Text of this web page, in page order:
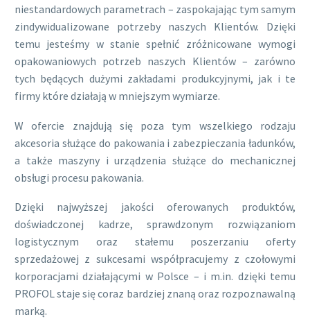
niestandardowych parametrach – zaspokajając tym samym
zindywidualizowane potrzeby naszych Klientów. Dzięki
temu jesteśmy w stanie spełnić zróżnicowane wymogi
opakowaniowych potrzeb naszych Klientów – zarówno
tych będących dużymi zakładami produkcyjnymi, jak i te
firmy które działają w mniejszym wymiarze.
W ofercie znajdują się poza tym wszelkiego rodzaju
akcesoria służące do pakowania i zabezpieczania ładunków,
a także maszyny i urządzenia służące do mechanicznej
obsługi procesu pakowania.
Dzięki najwyższej jakości oferowanych produktów,
doświadczonej kadrze, sprawdzonym rozwiązaniom
logistycznym oraz stałemu poszerzaniu oferty
sprzedażowej z sukcesami współpracujemy z czołowymi
korporacjami działającymi w Polsce – i m.in. dzięki temu
PROFOL staje się coraz bardziej znaną oraz rozpoznawalną
marką.